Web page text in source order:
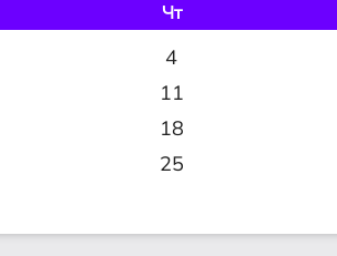
Чт
4
11
18
25